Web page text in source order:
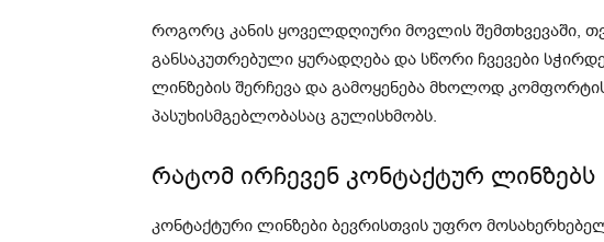
როგორც კანის ყოველდღიური მოვლის შემთხვევაში,
განსაკუთრებული ყურადღება და სწორი ჩვევები
ლინზების შერჩევა და გამოყენება მხოლოდ
პასუხისმგებლობასაც გულისხმობს.
რატომ ირჩევენ კონტაქტურ ლინზებს
კონტაქტური ლინზები ბევრისთვის უფრო